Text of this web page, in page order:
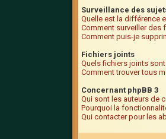
Surveillance des
Quelle est la différence
Comment surveiller des
Comment puis-je
Fichiers joints
Quels fichiers joints
Comment trouver tous
Concernant phpBB 3
Qui sont les auteurs de
Pourquoi la
Qui contacter pour les